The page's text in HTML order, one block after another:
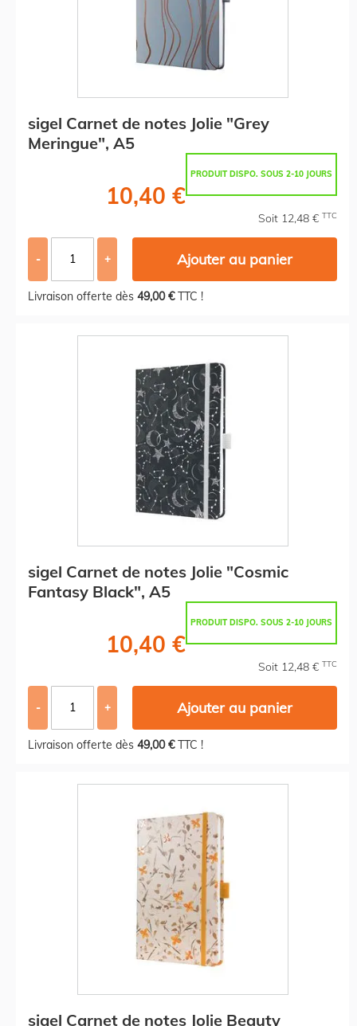
sigel Carnet de notes Jolie "Grey
Meringue", A5
PRODUIT DISPO. SOUS 2-10 JOURS
10,40 €
Soit 12,48 € TTC
- + Ajouter au panier
Livraison offerte dès 49,00 €TTC !
sigel Carnet de notes Jolie "Cosmic
Fantasy Black", A5
PRODUIT DISPO. SOUS 2-10 JOURS
10,40 €
Soit 12,48 € TTC
- + Ajouter au panier
Livraison offerte dès 49,00 €TTC !
sigel Carnet de notes Jolie Beauty